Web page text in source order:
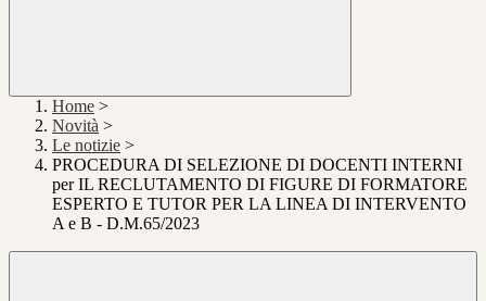
Home >
Novità >
Le notizie >
PROCEDURA DI SELEZIONE DI DOCENTI INTERNI
per IL RECLUTAMENTO DI FIGURE DI FORMATORE
ESPERTO E TUTOR PER LA LINEA DI INTERVENTO
A e B - D.M.65/2023